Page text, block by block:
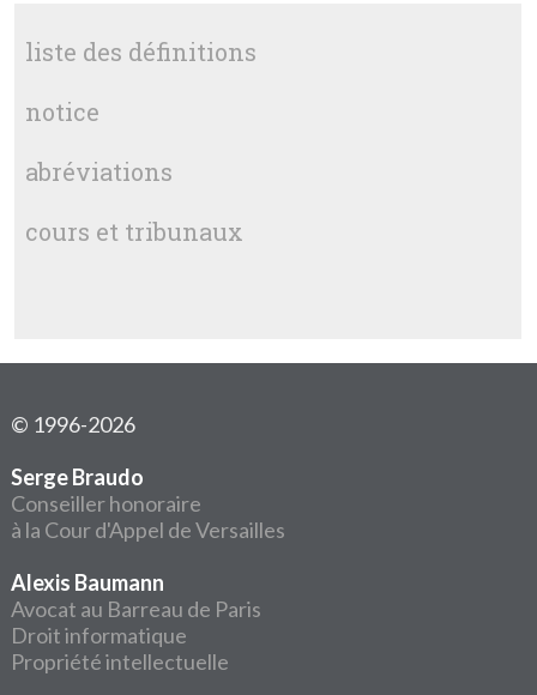
liste des définitions
notice
abréviations
cours et tribunaux
© 1996-2026
Serge Braudo
Conseiller honoraire
à la Cour d'Appel de Versailles
Alexis Baumann
Avocat au Barreau de Paris
Droit informatique
Propriété intellectuelle